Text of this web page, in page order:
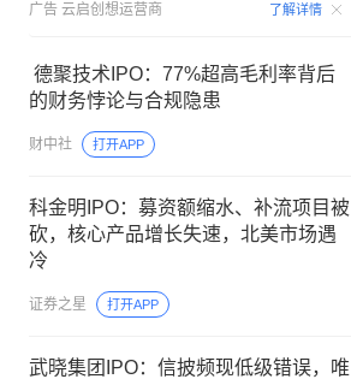
广告 云启创想运营商 了解详情
的财务悖论与合规隐患
财中社 打开APP
科金明IPO：募资额缩水、补流项目被
砍，核心产品增长失速，北美市场遇
冷
证券之星 打开APP
武晓集团IPO：信披频现低级错误，唯